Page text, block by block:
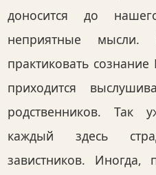
доносится до
неприятные
практиковать
приходится
родственников. Так
каждый здесь
завистников.